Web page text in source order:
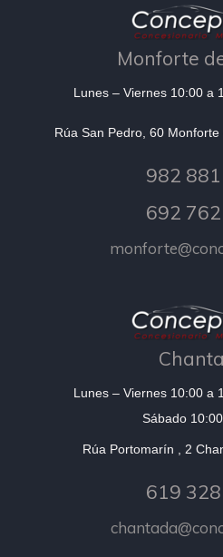
Monforte
Lunes – Viernes 10:00 a
Rúa San Pedro, 60
982
692
Lunes – Viernes 10:00 a
Sábado
Rúa Portomarín , 2
619